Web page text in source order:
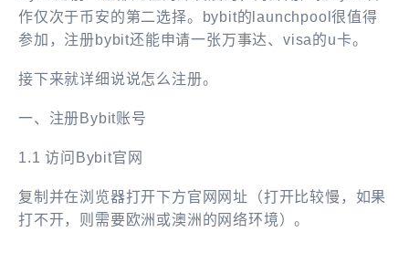
作仅次于币安的第二选择。
bybit的launchpool很值得
参加，注册bybit还能申请一张万事达、visa的u卡。
接下来就详细说说怎么注册。
一、注册Bybit账号
1.1 访问Bybit官网
复制并在浏览器打开下方官网网址（打开比较慢，如果
打不开，则需要欧洲或澳洲的网络环境）。